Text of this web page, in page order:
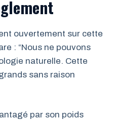
ouvertement sur cette
: “Nous ne pouvons
naturelle. Cette
sans raison
par son poids